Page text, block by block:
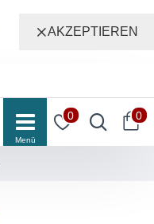
AKZEPTIEREN
0 0